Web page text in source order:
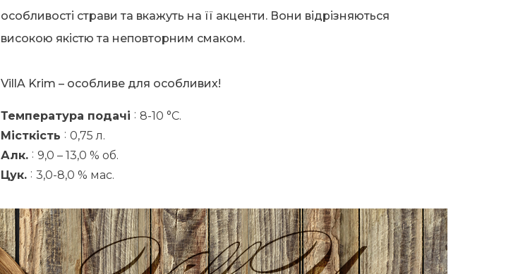
особливості страви та вкажуть на її акценти. Вони відрізняються
високою якістю та неповторним смаком.
VillA Krim – особливе для особливих!
Температура подачі : 8-10 °C.
Місткість : 0,75 л.
Алк. : 9,0 – 13,0 % об.
Цук. : 3,0-8,0 % мас.